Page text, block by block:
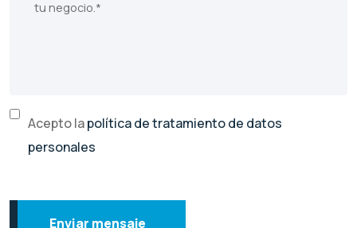
Acepto lapolítica de tratamiento de datos
personales
Enviar mensaje